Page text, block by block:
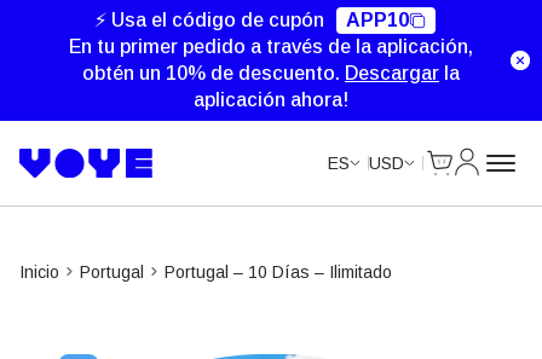
⚡ Usa el código de cupón
APP10
En tu primer pedido a través de la aplicación,
obtén un 10% de descuento. Descargar la
aplicación ahora!
ES USD
Inicio Portugal Portugal – 10 Días – Ilimitado
Unlimited Data